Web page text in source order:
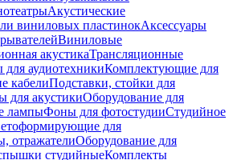
Акустические
виниловых пластинокАксессуары
Виниловые
акустикаТрансляционные
для аудиотехникиКомплектующие для
кабелиПодставки, стойки для
для акустикиОборудование для
лампыФоны для фотостудииСтудийное
для
отражателиОборудование для
студийныеКомплекты